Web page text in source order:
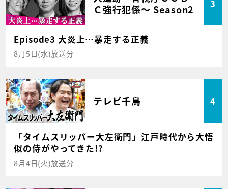
Ｃ強行犯係～ Season2
3
Episode3 大炎上…暴走する正義
8月5日(水)放送分
テレビ千鳥 4
「タイムスリッパー大左衛門」江戸時代から大悟
似の侍がやってきた!?
8月4日(火)放送分